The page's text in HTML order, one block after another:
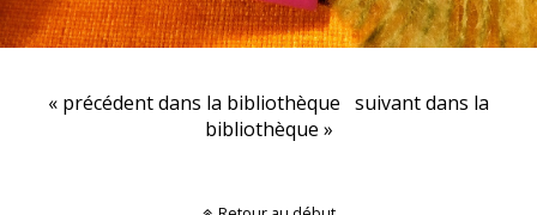
« précédent dans la bibliothèque suivant dans la
bibliothèque »